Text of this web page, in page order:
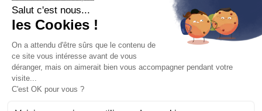
respecte votre santé et votre confort au travail. Notre
mobilier ergonomique est conçu pour prévenir les
troubles musculo-squelettiques (TMS), qui sont
fréquents dans le milieu professionnel. Notre
mobilier ergonomique comprend des options
variées, telles que des souris ergonomiques, des
fauteuils ergonomiques, des bureaux réglables en